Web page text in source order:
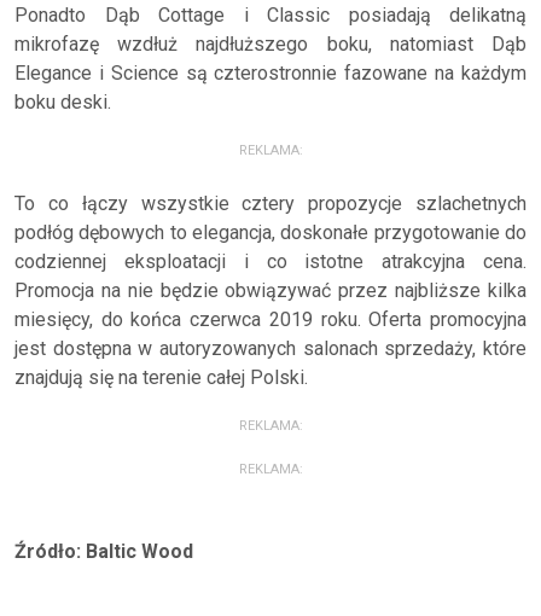
Ponadto Dąb Cottage i Classic posiadają delikatną
mikrofazę wzdłuż najdłuższego boku, natomiast Dąb
Elegance i Science są czterostronnie fazowane na każdym
boku deski.
REKLAMA:
To co łączy wszystkie cztery propozycje szlachetnych
podłóg dębowych to elegancja, doskonałe przygotowanie do
codziennej eksploatacji i co istotne atrakcyjna cena.
Promocja na nie będzie obwiązywać przez najbliższe kilka
miesięcy, do końca czerwca 2019 roku. Oferta promocyjna
jest dostępna w autoryzowanych salonach sprzedaży, które
znajdują się na terenie całej Polski.
REKLAMA:
REKLAMA:
Źródło: Baltic Wood